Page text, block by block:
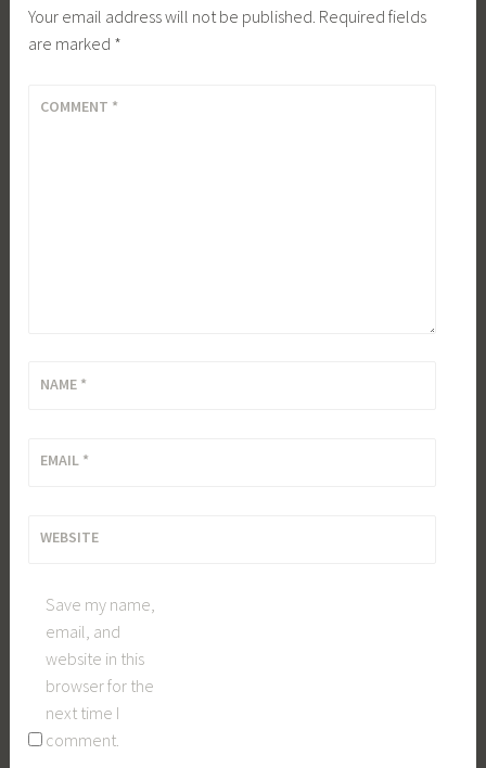
Your email address will not be published. Required fields
are marked *
COMMENT *
NAME *
EMAIL *
WEBSITE
Save my name,
email, and
website in this
browser for the
next time I
comment.